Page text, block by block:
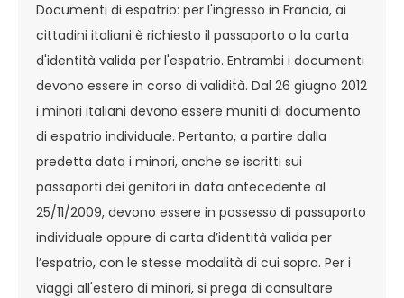
Documenti di espatrio: per l'ingresso in Francia, ai
cittadini italiani è richiesto il passaporto o la carta
d'identità valida per l'espatrio. Entrambi i documenti
devono essere in corso di validità. Dal 26 giugno 2012
i minori italiani devono essere muniti di documento
di espatrio individuale. Pertanto, a partire dalla
predetta data i minori, anche se iscritti sui
passaporti dei genitori in data antecedente al
25/11/2009, devono essere in possesso di passaporto
individuale oppure di carta d’identità valida per
l’espatrio, con le stesse modalità di cui sopra. Per i
viaggi all'estero di minori, si prega di consultare